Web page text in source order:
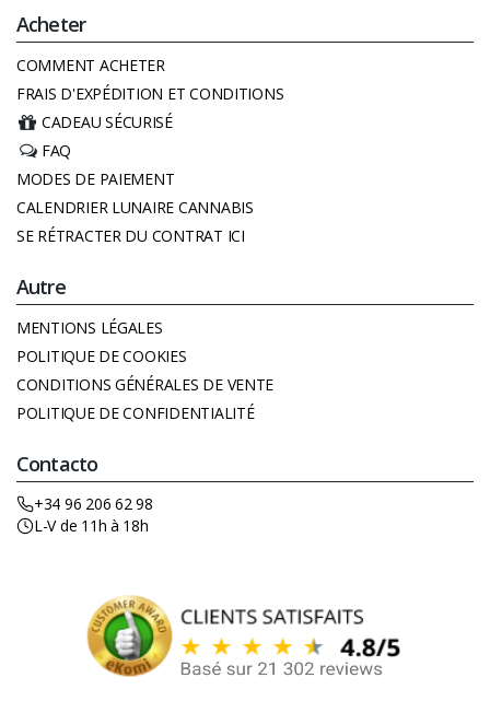
Acheter
COMMENT ACHETER
FRAIS D'EXPÉDITION ET CONDITIONS
CADEAU SÉCURISÉ
FAQ
MODES DE PAIEMENT
CALENDRIER LUNAIRE CANNABIS
SE RÉTRACTER DU CONTRAT ICI
Autre
MENTIONS LÉGALES
POLITIQUE DE COOKIES
CONDITIONS GÉNÉRALES DE VENTE
POLITIQUE DE CONFIDENTIALITÉ
Contacto
+34 96 206 62 98
L-V de 11h à 18h